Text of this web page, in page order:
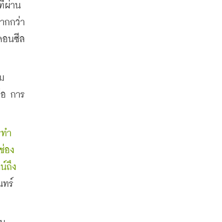
ผ่าน
กกว่า
อนซีล
การ
ำ
อง
ถึง
ทร์